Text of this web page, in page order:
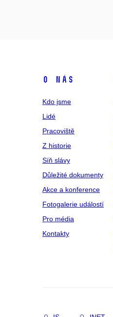
O NÁS
Kdo jsme
Lidé
Pracoviště
Z historie
Síň slávy
Důležité dokumenty
Akce a konference
Fotogalerie událostí
Pro média
Kontakty